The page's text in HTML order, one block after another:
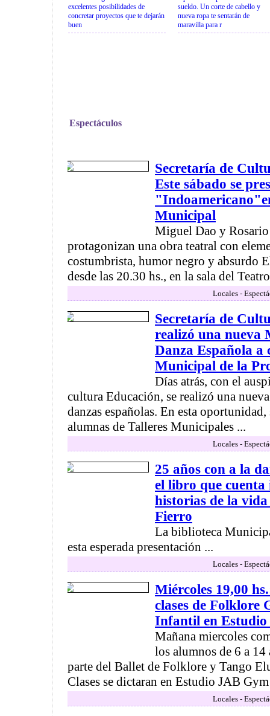
excelentes posibilidades de
concretar proyectos que te dejarán
buen
sueldo. Un corte de cabello y
nueva ropa te sentarán de
maravilla para r
Espectáculos
Secretaría de
Este sábado se
Municipal
Miguel Dao y
protagonizan una obra teatral con
costumbrista, humor negro y absurdo
desde las 20.30 hs., en la sala del
Locales -
Secretaría de
realizó una nueva
Danza Española a
Municipal de la
Días atrás, con el
cultura Educación, se realizó una
danzas españolas. En esta oportunidad,
alumnas de Talleres Municipales ...
Locales -
25 años con a la
el libro que cuenta
historias de la
Fierro
La biblioteca
esta esperada presentación ...
Locales -
Miércoles 19,00
clases de Folklore
Infantil en Estudio
Mañana miercoles
los alumnos de 6 a 14
parte del Ballet de Folklore y Tango
Clases se dictaran en Estudio JAB
Locales -